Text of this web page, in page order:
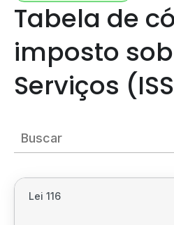
Tabela de
imposto
Serviços